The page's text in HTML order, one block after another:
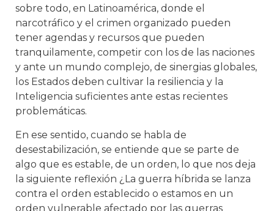
sobre todo, en Latinoamérica, donde el
narcotráfico y el crimen organizado pueden
tener agendas y recursos que pueden
tranquilamente, competir con los de las naciones
y ante un mundo complejo, de sinergias globales,
los Estados deben cultivar la resiliencia y la
Inteligencia suficientes ante estas recientes
problemáticas.
En ese sentido, cuando se habla de
desestabilización, se entiende que se parte de
algo que es estable, de un orden, lo que nos deja
la siguiente reflexión ¿La guerra híbrida se lanza
contra el orden establecido o estamos en un
orden vulnerable afectado por las guerras